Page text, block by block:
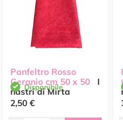
Panfeltro Rosso
Geranio cm 50 x 50
I
nastri di Mirta
Disponibile
2,50 €